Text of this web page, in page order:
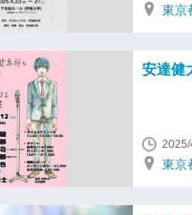
東京
安達健
2025/
東京